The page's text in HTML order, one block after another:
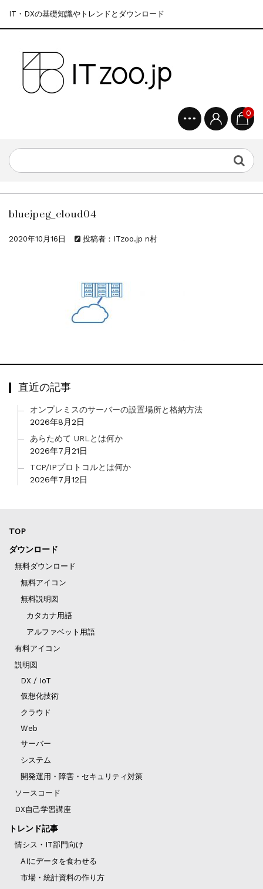
IT・DXの基礎知識やトレンドとダウンロード
0
bluejpeg_cloud04
2020年10月16日 投稿者：ITzoo.jp n村
直近の記事
オンプレミスのサーバーの設置場所と格納方法
2026年8月2日
あらためて URLとは何か
2026年7月21日
TCP/IPプロトコルとは何か
2026年7月12日
TOP
ダウンロード
無料ダウンロード
無料アイコン
無料説明図
カタカナ用語
アルファベット用語
有料アイコン
説明図
DX / IoT
仮想化技術
クラウド
Web
サーバー
システム
開発運用・障害・セキュリティ対策
ソースコード
DX自己学習講座
トレンド記事
情シス・IT部門向け
AIにデータを食わせる
市場・統計資料の作り方